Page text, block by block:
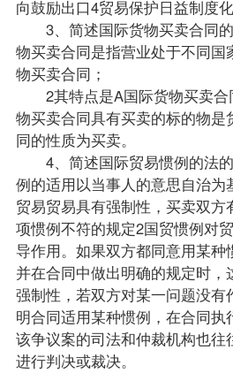
向鼓励出口4贸易保护日益制度化
3、简述国际货物买卖合同的
物买卖合同是指营业处于不同国
物买卖合同；
2其特点是A国际货物买卖合
物买卖合同具有买卖的标的物是
同的性质为买卖。
4、简述国际贸易惯例的法的
例的适用以当事人的意思自治为
贸易贸易具有强制性，买卖双方
项惯例不符的规定2国贸惯例对
导作用。如果双方都同意用某种
并在合同中做出明确的规定时
强制性，若双方对某一问题没有
明合同适用某种惯例，在合同执
该争议案的司法和仲裁机构也往
进行判决或裁决。